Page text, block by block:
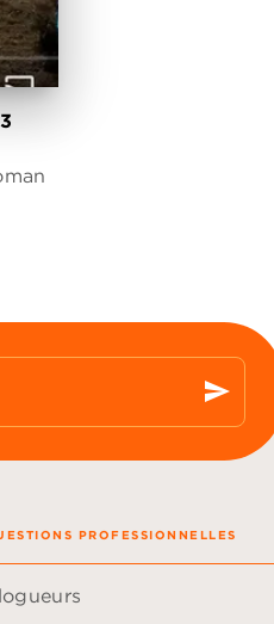
send
PROFESSIONNELLES